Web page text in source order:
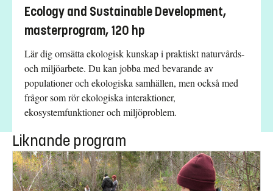
Ecology and Sustainable Development,
masterprogram, 120 hp
Lär dig omsätta ekologisk kunskap i praktiskt naturvårds-
och miljöarbete. Du kan jobba med bevarande av
populationer och ekologiska samhällen, men också med
frågor som rör ekologiska interaktioner,
ekosystemfunktioner och miljöproblem.
Liknande program